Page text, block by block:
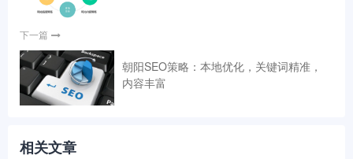
下一篇
朝阳SEO策略：本地优化，关键词精准，
内容丰富
相关文章